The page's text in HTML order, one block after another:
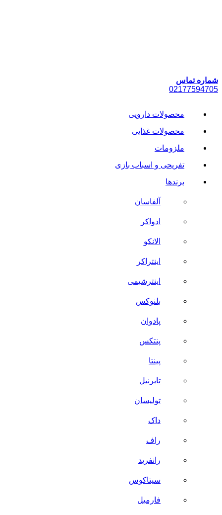
شماره تماس
02177594705
محصولات دارویی
محصولات غذایی
ملزومات
تفریحی و اسباب بازی
برندها
آلفاسان
ادواکر
الانکو
اینتراکر
اینترشیمی
بلنوکس
پادوان
پنتکس
پینتا
تابرنیل
تولیسان
داک
راف
رانفرید
سیتاکوس
فارمیل